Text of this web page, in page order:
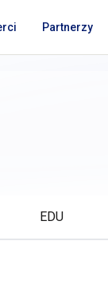
Partnerzy
EDU